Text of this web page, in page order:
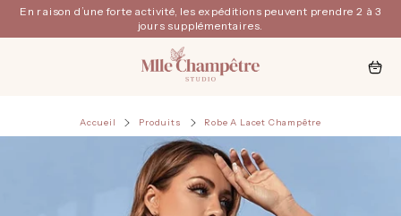
PasserEn raison d’une forte activité, les expéditions peuvent prendre 2 à 3
jours supplémentaires.
Panier
Accueil Produits Robe A Lacet Champêtre